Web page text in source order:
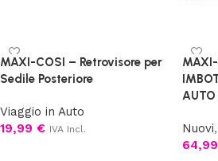
MAXI-COSI – Retrovisore per
Sedile Posteriore
Viaggio in Auto
19,99 € IVA Incl.
AUTO
Nuovi,
64,99